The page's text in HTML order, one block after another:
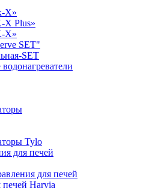
X»
X Plus»
X»
SET"
SET
Tylo
для печей
для печей
Harvia